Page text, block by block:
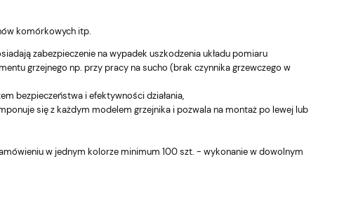
komórkowych itp.
zabezpieczenie na wypadek uszkodzenia układu pomiaru
grzejnego np. przy pracy na sucho (brak czynnika grzewczego w
bezpieczeństwa i efektywności działania,
się z każdym modelem grzejnika i pozwala na montaż po lewej lub
w jednym kolorze minimum 100 szt. - wykonanie w dowolnym